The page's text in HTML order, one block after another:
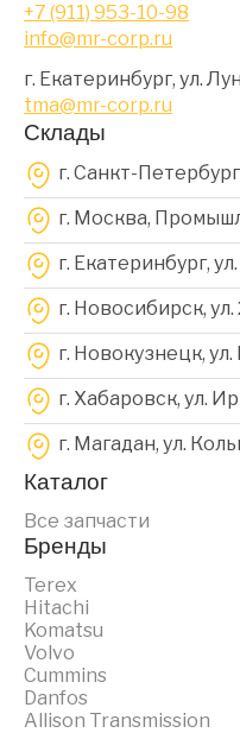
+7 (911) 953-10-98
info@mr-corp.ru
г. Екатеринбург, ул.
tma@mr-corp.ru
Склады
г. Санкт-
г. Москва,
г. Екатеринбург,
г. Новосибирск,
г. Новокузнецк, ул.
г. Хабаровск, ул.
г. Магадан, ул.
Каталог
Все запчасти
Бренды
Terex
Hitachi
Komatsu
Volvo
Cummins
Danfos
Allison Transmission